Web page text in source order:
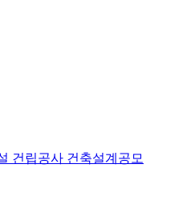
건립공사 건축설계공모